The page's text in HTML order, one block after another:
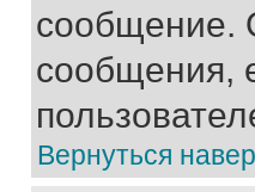
сообщение.
сообщения,
Вернуться